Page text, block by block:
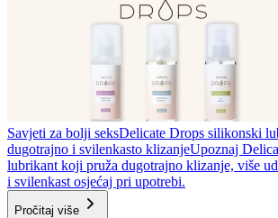
Savjeti za bolji seksDelicate Drops silikonski
dugotrajno i svilenkasto klizanjeUpoznaj
lubrikant koji pruža dugotrajno klizanje, više
i svilenkast osjećaj pri upotrebi.
Pročitaj više